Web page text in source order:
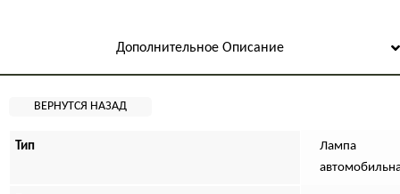
Дополнительное Описание
Тип
Лампа